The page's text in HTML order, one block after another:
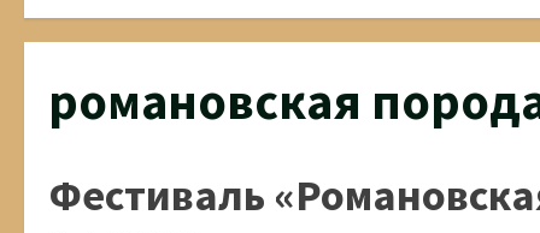
романовская
Фестиваль